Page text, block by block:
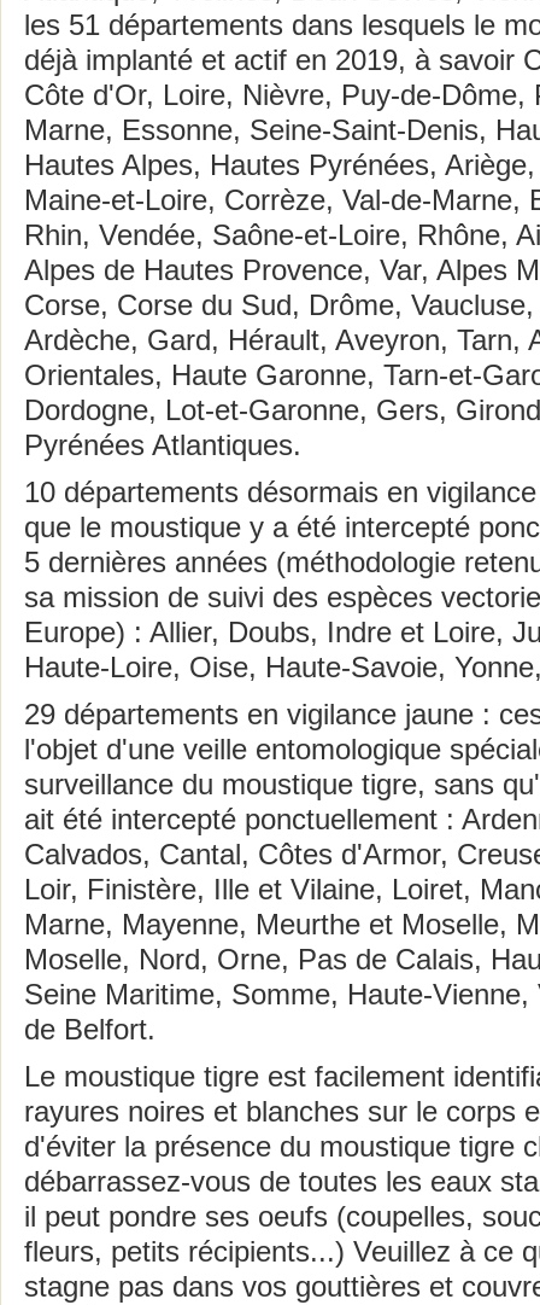
les 51 départements dans lesquels le
déjà implanté et actif en 2019, à savoir
Côte d'Or, Loire, Nièvre, Puy-de-Dôme,
Marne, Essonne, Seine-Saint-Denis,
Hautes Alpes, Hautes Pyrénées,
Maine-et-Loire, Corrèze, Val-de-Marne,
Rhin, Vendée, Saône-et-Loire, Rhône,
Alpes de Hautes Provence, Var, Alpes
Corse, Corse du Sud, Drôme,
Ardèche, Gard, Hérault, Aveyron, Tarn,
Orientales, Haute Garonne, Tarn-et-
Dordogne, Lot-et-Garonne, Gers,
Pyrénées Atlantiques.
10 départements désormais en
que le moustique y a été intercepté
5 dernières années (méthodologie
sa mission de suivi des espèces
Europe) : Allier, Doubs, Indre et Loire,
Haute-Loire, Oise, Haute-Savoie,
​​​​​​​29 départements en vigilance jaune :
l'objet d'une veille entomologique
surveillance du moustique tigre, sans
ait été intercepté ponctuellement :
Calvados, Cantal, Côtes d'Armor,
Loir, Finistère, Ille et Vilaine, Loiret,
Marne, Mayenne, Meurthe et Moselle,
Moselle, Nord, Orne, Pas de Calais,
Seine Maritime, Somme, Haute-Vienne,
de Belfort.
Le moustique tigre est facilement
rayures noires et blanches sur le corps
d'éviter la présence du moustique tigre
débarrassez-vous de toutes les eaux
il peut pondre ses oeufs (coupelles,
fleurs, petits récipients...) Veuillez à ce
stagne pas dans vos gouttières et